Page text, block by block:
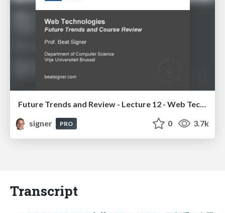
signer
PRO 0 3.7k
Transcript